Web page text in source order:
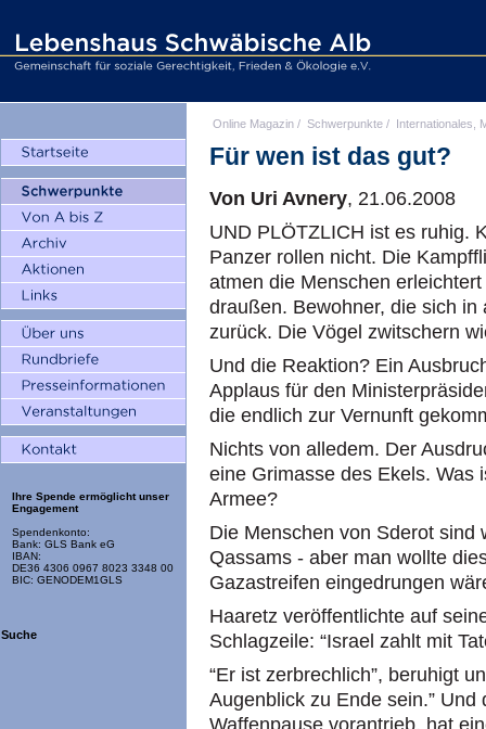
Ihre Spende ermöglicht unser
Engagement
Spendenkonto:
Bank: GLS Bank eG
IBAN:
DE36 4306 0967 8023 3348 00
BIC: GENODEM1GLS
Suche
Online Magazin / Schwerpunkte / Internationales,
Für wen ist das gut?
Von Uri Avnery, 21.06.2008
UND PLÖTZLICH ist es ruhig.
Panzer rollen nicht. Die
atmen die Menschen
draußen. Bewohner, die sich
zurück. Die Vögel zwitschern
Und die Reaktion? Ein
Applaus für den
die endlich zur Vernunft
Nichts von alledem. Der
eine Grimasse des Ekels. Was
Armee?
Die Menschen von Sderot sind
Qassams - aber man wollte
Gazastreifen eingedrungen
Haaretz veröffentlichte auf
Schlagzeile: “Israel zahlt mit
“Er ist zerbrechlich”, beruhigt
Augenblick zu Ende sein.”
Waffenpause vorantrieb, hat